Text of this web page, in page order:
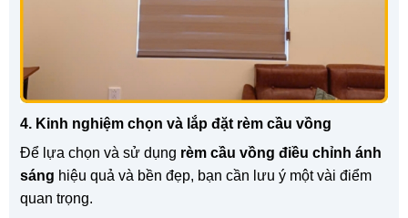
4. Kinh nghiệm chọn và lắp đặt rèm cầu vồng
Để lựa chọn và sử dụng rèm cầu vồng điều chỉnh ánh
sáng hiệu quả và bền đẹp, bạn cần lưu ý một vài điểm
quan trọng.